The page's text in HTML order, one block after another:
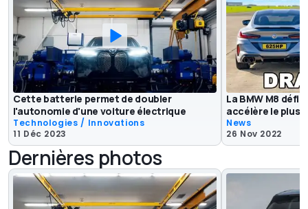
Cette batterie permet de doubler
l'autonomie d'une voiture électrique
Technologies / Innovations
11 Déc 2023
La BMW M8
accélère le plus
News
26 Nov 2022
Dernières photos